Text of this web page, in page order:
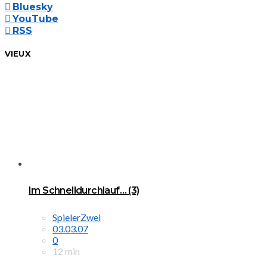
Bluesky
YouTube
RSS
VIEUX
Im Schnelldurchlauf… (3)
SpielerZwei
03.03.07
0
12 min